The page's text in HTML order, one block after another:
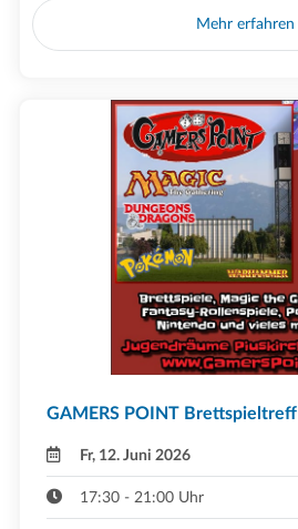
Mehr erfahren
GAMERS POINT Brettspieltreff
Fr, 12. Juni 2026
17:30 - 21:00 Uhr